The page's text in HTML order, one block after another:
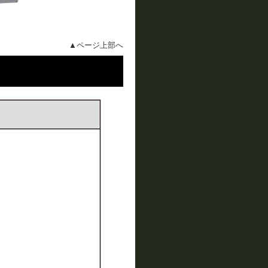
▲ページ上部へ